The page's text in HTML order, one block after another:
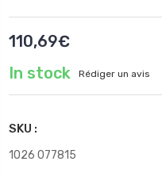
110,69€
In stock
Rédiger un avis
SKU :
1026 077815